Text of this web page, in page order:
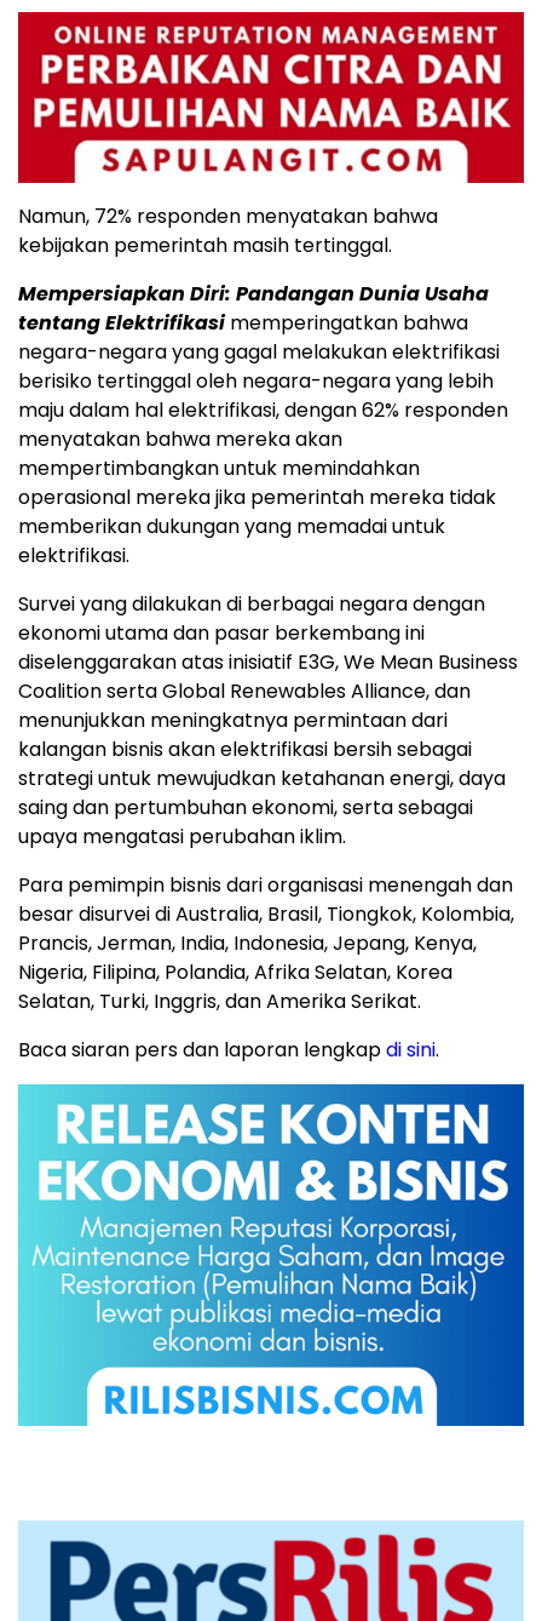
Namun, 72% responden menyatakan bahwa
kebijakan pemerintah masih tertinggal.
Mempersiapkan Diri: Pandangan Dunia Usaha
tentang Elektrifikasimemperingatkan bahwa
negara-negara yang gagal melakukan elektrifikasi
berisiko tertinggal oleh negara-negara yang lebih
maju dalam hal elektrifikasi, dengan 62% responden
menyatakan bahwa mereka akan
mempertimbangkan untuk memindahkan
operasional mereka jika pemerintah mereka tidak
memberikan dukungan yang memadai untuk
elektrifikasi.
Survei yang dilakukan di berbagai negara dengan
ekonomi utama dan pasar berkembang ini
diselenggarakan atas inisiatif E3G, We Mean Business
Coalition serta Global Renewables Alliance, dan
menunjukkan meningkatnya permintaan dari
kalangan bisnis akan elektrifikasi bersih sebagai
strategi untuk mewujudkan ketahanan energi, daya
saing dan pertumbuhan ekonomi, serta sebagai
upaya mengatasi perubahan iklim.
Para pemimpin bisnis dari organisasi menengah dan
besar disurvei di Australia, Brasil, Tiongkok, Kolombia,
Prancis, Jerman, India, Indonesia, Jepang, Kenya,
Nigeria, Filipina, Polandia, Afrika Selatan, Korea
Selatan, Turki, Inggris, dan Amerika Serikat.
Baca siaran pers dan laporan lengkapdi sini.